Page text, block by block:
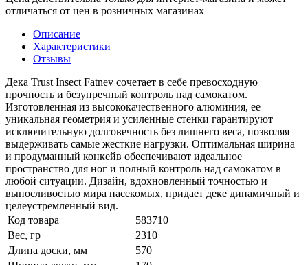
отличаться от цен в розничных магазинах
Описание
Характеристики
Отзывы
Дека Trust Insect Fatnev сочетает в себе превосходную
прочность и безупречный контроль над самокатом.
Изготовленная из высококачественного алюминия, ее
уникальная геометрия и усиленные стенки гарантируют
исключительную долговечность без лишнего веса, позволяя
выдерживать самые жесткие нагрузки. Оптимальная ширина
и продуманный конкейв обеспечивают идеальное
пространство для ног и полный контроль над самокатом в
любой ситуации. Дизайн, вдохновленный точностью и
выносливостью мира насекомых, придает деке динамичный и
целеустремленный вид.
Код товара
583710
Вес, гр
2310
Длина доски, мм
570